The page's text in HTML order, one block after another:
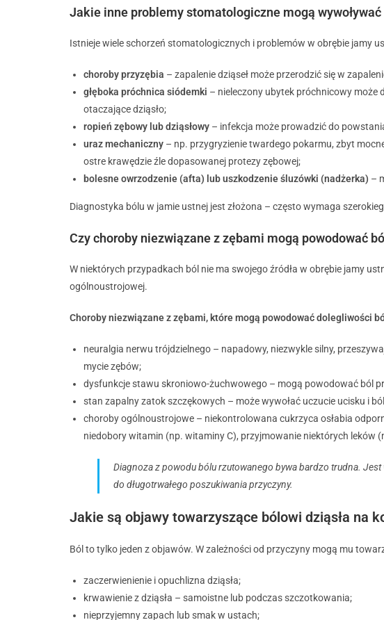
Jakie inne problemy stomatologiczne mogą wywoływać
Istnieje wiele schorzeń stomatologicznych i problemów w obrębie jamy
choroby przyzębia – zapalenie dziąseł może przerodzić się w
głęboka próchnica siódemki – nieleczony ubytek próchnicowy może
otaczające dziąsło;
ropień zębowy lub dziąsłowy – infekcja może prowadzić do
uraz mechaniczny – np. przygryzienie twardego pokarmu, zbyt
ostre krawędzie źle dopasowanej protezy zębowej;
bolesne owrzodzenie (afta) lub uszkodzenie śluzówki (nadżerka) –
Diagnostyka bólu w jamie ustnej jest złożona – często wymaga
Czy choroby niezwiązane z zębami mogą powodować
W niektórych przypadkach ból nie ma swojego źródła w obrębie jamy
ogólnoustrojowej.
Choroby niezwiązane z zębami, które mogą powodować dolegliwości
neuralgia nerwu trójdzielnego – napadowy, niezwykle silny,
mycie zębów;
dysfunkcje stawu skroniowo-żuchwowego – mogą powodować ból
stan zapalny zatok szczękowych – może wywołać uczucie ucisku i
choroby ogólnoustrojowe – niekontrolowana cukrzyca osłabia
niedobory witamin (np. witaminy C), przyjmowanie niektórych leków
Diagnoza z powodu bólu rzutowanego bywa bardzo trudna. Jest
do długotrwałego poszukiwania przyczyny.
Jakie są objawy towarzyszące bólowi dziąsła na
Ból to tylko jeden z objawów. W zależności od przyczyny mogą mu
zaczerwienienie i opuchlizna dziąsła;
krwawienie z dziąsła – samoistne lub podczas szczotkowania;
nieprzyjemny zapach lub smak w ustach;